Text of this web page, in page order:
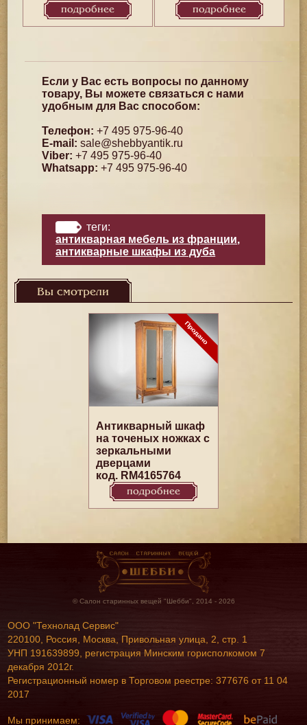
подробнее подробнее
Если у Вас есть вопросы по данному
товару, Вы можете связаться с нами
удобным для Вас способом:
Телефон: +7 495 975-96-40
E-mail: sale@shebbyantik.ru
Viber: +7 495 975-96-40
Whatsapp: +7 495 975-96-40
теги:
антикварная мебель из франции,
антикварные шкафы из дуба
Вы смотрели
Антикварный шкаф
на точеных ножках с
зеркальными
дверцами
код. RM4165764
подробнее
© Салон старинных вещей "Шебби", 2014 - 2026
ООО "Технолад Сервис"
220100, Россия, Москва, Привольная улица, 2, стр. 1
УНП 191639899, регистрация Минским горисполкомом 7
декабря 2012г.
Регистрационный номер в Торговом реестре: 377676 от 11 04
2017
Мы принимаем: